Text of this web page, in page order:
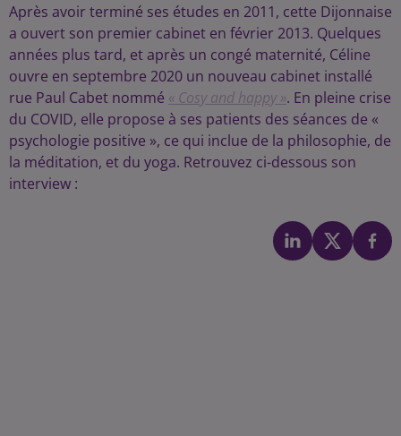
Après avoir terminé ses études en 2011, cette Dijonnaise
a ouvert son premier cabinet en février 2013. Quelques
années plus tard, et après un congé maternité, Céline
ouvre en septembre 2020 un nouveau cabinet installé
rue Paul Cabet nommé « Cosy and happy ». En pleine crise
du COVID, elle propose à ses patients des séances de «
psychologie positive », ce qui inclue de la philosophie, de
la méditation, et du yoga. Retrouvez ci-dessous son
interview :